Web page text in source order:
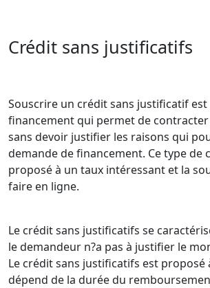
Crédit sans justificatifs
Souscrire un crédit sans justificatif
financement qui permet de
sans devoir justifier les raisons qui
demande de financement. Ce type de
proposé à un taux intéressant et la
faire en ligne.
Le crédit sans justificatifs se
le demandeur n?a pas à justifier le
Le crédit sans justificatifs est proposé
dépend de la durée du